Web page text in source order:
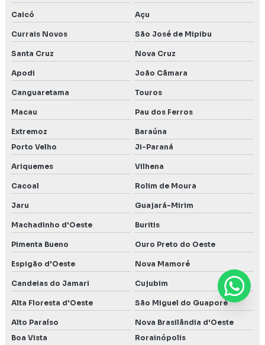
Caicó Açu
Currais Novos São José de Mipibu
Santa Cruz Nova Cruz
Apodi João Câmara
Canguaretama Touros
Macau Pau dos Ferros
Extremoz
Baraúna
Porto Velho
Ji-Paraná
Ariquemes Vilhena
Cacoal Rolim de Moura
Jaru Guajará-Mirim
Machadinho d'Oeste Buritis
Pimenta Bueno Ouro Preto do Oeste
Espigão d'Oeste Nova Mamoré
Candeias do Jamari Cujubim
Alta Floresta d'Oeste São Miguel do Guaporé
Alto Paraíso
Nova Brasilândia d'Oeste
Boa Vista
Rorainópolis